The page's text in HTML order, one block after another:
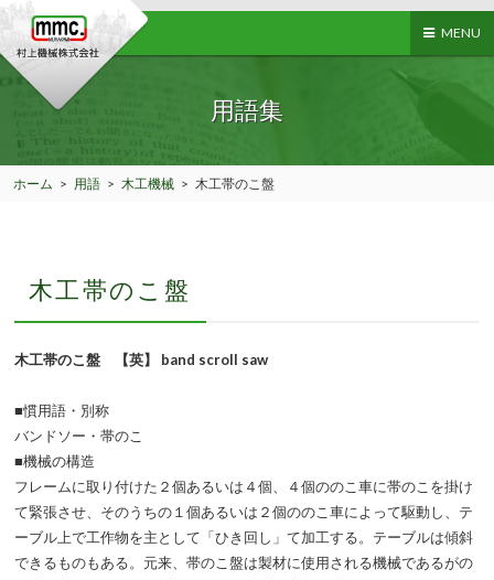
MENU
用語集
ホーム > 用語 > 木工機械 > 木工帯のこ盤
木工帯のこ盤
木工帯のこ盤 【英】 band scroll saw
■慣用語・別称
バンドソー・帯のこ
■機械の構造
フレームに取り付けた２個あるいは４個、４個ののこ車に帯のこを掛け
て緊張させ、そのうちの１個あるいは２個ののこ車によって駆動し、テ
ーブル上で工作物を主として「ひき回し」て加工する。テーブルは傾斜
できるものもある。元来、帯のこ盤は製材に使用される機械であるがの